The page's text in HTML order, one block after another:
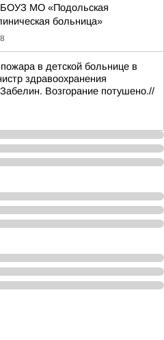
МО «Подольская
больница»
в детской больнице в
здравоохранения
Возгорание потушено.//